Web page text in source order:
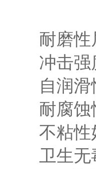
耐磨
冲击
自润
耐腐
不粘性
卫生无